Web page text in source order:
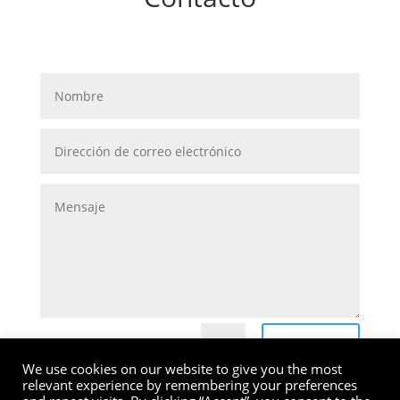
Submit
We use cookies on our website to give you the most
relevant experience by remembering your preferences